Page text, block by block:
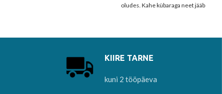
oludes. Kahe kübaraga neet jääb
KIIRE TARNE
kuni 2 tööpäeva